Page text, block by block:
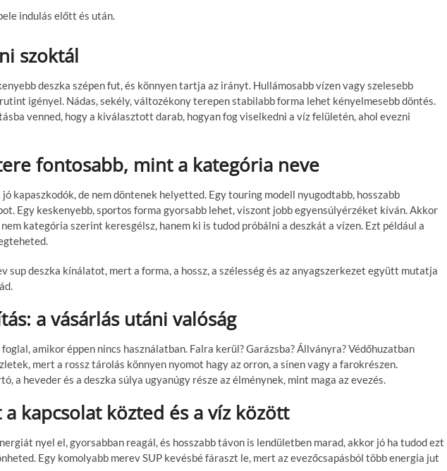
indulás előtt és után.
szoktál
deszka szépen fut, és könnyen tartja az irányt. Hullámosabb vízen vagy szelesebb
igényel. Nádas, sekély, változékony terepen stabilabb forma lehet kényelmesebb döntés.
venned, hogy a kiválasztott darab, hogyan fog viselkedni a víz felületén, ahol evezni
fontosabb, mint a kategória neve
jó kapaszkodók, de nem döntenek helyetted. Egy touring modell nyugodtabb, hosszabb
Egy keskenyebb, sportos forma gyorsabb lehet, viszont jobb egyensúlyérzéket kíván. Akkor
kategória szerint keresgélsz, hanem ki is tudod próbálni a deszkát a vízen. Ezt például a
sup deszka kínálatot, mert a forma, a hossz, a szélesség és az anyagszerkezet együtt mutatja
a vásárlás utáni valóság
amikor éppen nincs használatban. Falra kerül? Garázsba? Állványra? Védőhuzatban
mert a rossz tárolás könnyen nyomot hagy az orron, a sínen vagy a farokrészen.
a heveder és a deszka súlya ugyanúgy része az élménynek, mint maga az evezés.
a kapcsolat közted és a víz között
nyel el, gyorsabban reagál, és hosszabb távon is lendületben marad, akkor jó ha tudod ezt
Egy komolyabb merev SUP kevésbé fáraszt le, mert az evezőcsapásból több energia jut